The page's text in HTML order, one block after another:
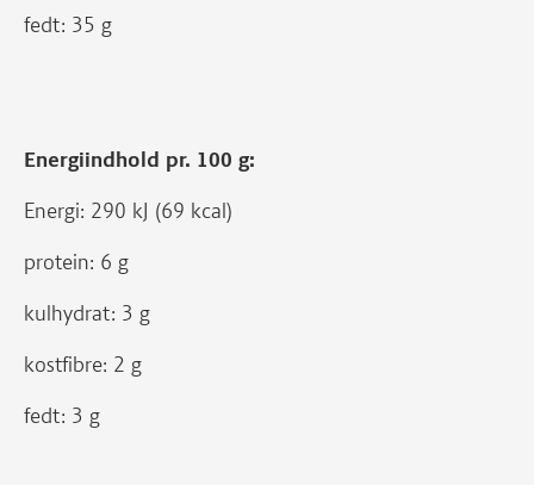
fedt: 35 g
Energiindhold pr. 100 g:
Energi: 290 kJ (69 kcal)
protein: 6 g
kulhydrat: 3 g
kostfibre: 2 g
fedt: 3 g